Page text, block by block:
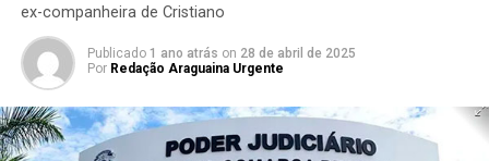
ex-companheira de Cristiano
Publicado 1 ano atrás on 28 de abril de 2025
Por Redação Araguaina Urgente